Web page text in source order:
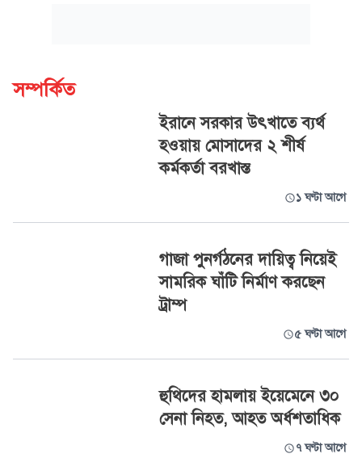
সম্পর্কিত
ইরানে সরকার উৎখাতে ব্যর্থ
হওয়ায় মোসাদের ২ শীর্ষ
কর্মকর্তা বরখাস্ত
১ ঘণ্টা আগে
গাজা পুনর্গঠনের দায়িত্ব নিয়েই
সামরিক ঘাঁটি নির্মাণ করছেন
ট্রাম্প
৫ ঘণ্টা আগে
হুথিদের হামলায় ইয়েমেনে ৩০
সেনা নিহত, আহত অর্ধশতাধিক
৭ ঘণ্টা আগে